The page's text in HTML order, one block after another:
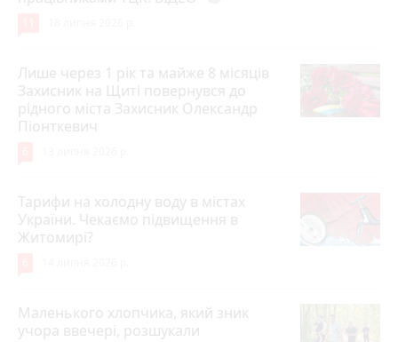
Лише через 1 рік та майже 8 місяців
Захисник на Щиті повернувся до
рідного міста Захисник Олександр
Піонткевич
Тарифи на холодну воду в містах
України. Чекаємо підвищення в
Житомирі?
Маленького хлопчика, який зник
учора ввечері, розшукали